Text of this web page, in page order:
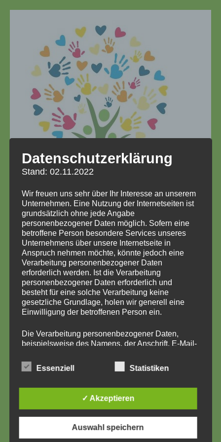
drücken)
KGS Radevormwald
Katholische Grundschule Lindenbaum
KONTAKTDATEN
Biberklasse
Datenschutzerklärung
Stand: 02.11.2022
Wir freuen uns sehr über Ihr Interesse an unserem
Unternehmen. Eine Nutzung der Internetseiten ist
grundsätzlich ohne jede Angabe
personenbezogener Daten möglich. Sofern eine
betroffene Person besondere Services unseres
Unternehmens über unsere Internetseite in
Anspruch nehmen möchte, könnte jedoch eine
Verarbeitung personenbezogener Daten
erforderlich werden. Ist die Verarbeitung
personenbezogener Daten erforderlich und
besteht für eine solche Verarbeitung keine
gesetzliche Grundlage, holen wir generell eine
Einwilligung der betroffenen Person ein.
Die Verarbeitung personenbezogener Daten,
beispielsweise des Namens, der Anschrift, E-Mail-
Person, erfolgt stets im Einklang mit der
Datenschutz-Grundverordnung und in
Mittels dieser Datenschutzerklärung möchte unser
Unternehmen die Öffentlichkeit über Art, Umfang
und Zweck der von uns erhobenen, genutzten und
verarbeiteten personenbezogenen Daten
Essenziell Statistiken
✓ Akzeptieren
Auswahl speichern